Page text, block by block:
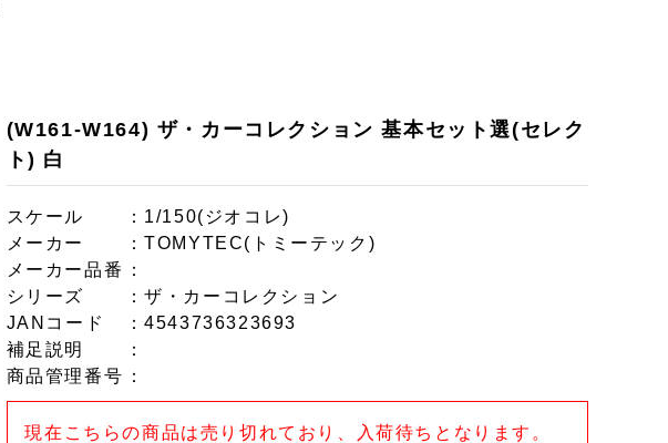
(W161-W164) ザ・カーコレクション 基本セット選(セレク
ト) 白
スケール
：1/150(ジオコレ)
メーカー
：TOMYTEC(トミーテック)
メーカー品番
：
シリーズ
：ザ・カーコレクション
JANコード
：4543736323693
補足説明
：
商品管理番号 ：
現在こちらの商品は売り切れており、入荷待ちとなります。